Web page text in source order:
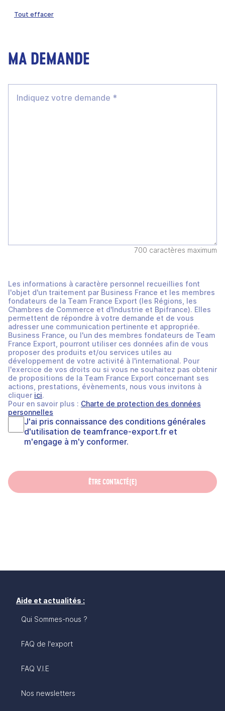
Tout effacer
MA DEMANDE
700 caractères maximum
Les informations à caractère personnel recueillies font
l'objet d'un traitement par Business France et les membres
fondateurs de la Team France Export (les Régions, les
Chambres de Commerce et d'Industrie et Bpifrance). Elles
permettent de répondre à votre demande et de vous
adresser une communication pertinente et appropriée.
Business France, ou l'un des membres fondateurs de Team
France Export, pourront utiliser ces données afin de vous
proposer des produits et/ou services utiles au
développement de votre activité à l'international. Pour
l'exercice de vos droits ou si vous ne souhaitez pas obtenir
de propositions de la Team France Export concernant ses
actions, prestations, évènements, nous vous invitons à
cliquer ici.
Pour en savoir plus : Charte de protection des données
personnelles
J'ai pris connaissance des conditions générales
d'utilisation de teamfrance-export.fr et
m'engage à m'y conformer.
ÊTRE CONTACTÉ(E)
Aide et actualités :
Qui Sommes-nous ?
FAQ de l'export
FAQ V.I.E
Nos newsletters